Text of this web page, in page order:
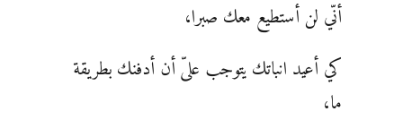
أنّي لن أستطيع معك صبرا،
كي أعيد انباتك يتوجب علىّ أن أدفنك بطريقة
ما،